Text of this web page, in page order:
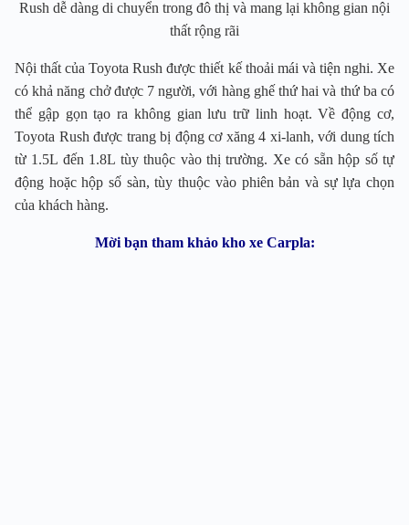
Rush dễ dàng di chuyển trong đô thị và mang lại không gian nội
thất rộng rãi
Nội thất của Toyota Rush được thiết kế thoải mái và tiện nghi. Xe
có khả năng chở được 7 người, với hàng ghế thứ hai và thứ ba có
thể gập gọn tạo ra không gian lưu trữ linh hoạt. Về động cơ,
Toyota Rush được trang bị động cơ xăng 4 xi-lanh, với dung tích
từ 1.5L đến 1.8L tùy thuộc vào thị trường. Xe có sẵn hộp số tự
động hoặc hộp số sàn, tùy thuộc vào phiên bản và sự lựa chọn
của khách hàng.
Mời bạn tham khảo kho xe Carpla: